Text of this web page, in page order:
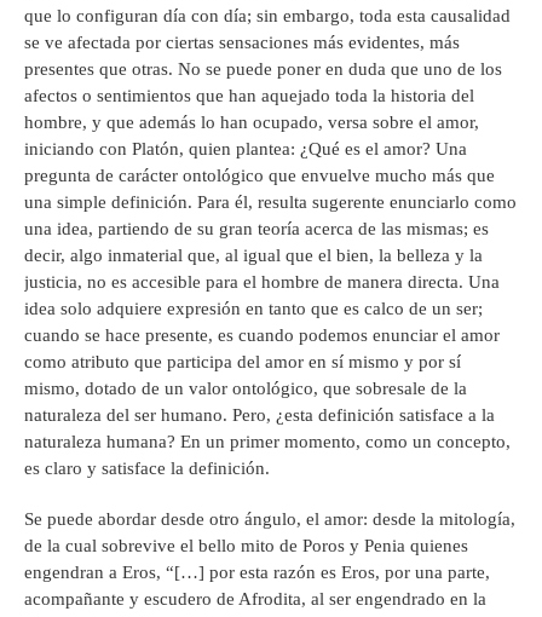
que lo configuran día con día; sin embargo, toda esta causalidad
se ve afectada por ciertas sensaciones más evidentes, más
presentes que otras. No se puede poner en duda que uno de los
afectos o sentimientos que han aquejado toda la historia del
hombre, y que además lo han ocupado, versa sobre el amor,
iniciando con Platón, quien plantea: ¿Qué es el amor? Una
pregunta de carácter ontológico que envuelve mucho más que
una simple definición. Para él, resulta sugerente enunciarlo como
una idea, partiendo de su gran teoría acerca de las mismas; es
decir, algo inmaterial que, al igual que el bien, la belleza y la
justicia, no es accesible para el hombre de manera directa. Una
idea solo adquiere expresión en tanto que es calco de un ser;
cuando se hace presente, es cuando podemos enunciar el amor
como atributo que participa del amor en sí mismo y por sí
mismo, dotado de un valor ontológico, que sobresale de la
naturaleza del ser humano. Pero, ¿esta definición satisface a la
naturaleza humana? En un primer momento, como un concepto,
es claro y satisface la definición.
Se puede abordar desde otro ángulo, el amor: desde la mitología,
de la cual sobrevive el bello mito de Poros y Penia quienes
engendran a Eros, “[…] por esta razón es Eros, por una parte,
acompañante y escudero de Afrodita, al ser engendrado en la